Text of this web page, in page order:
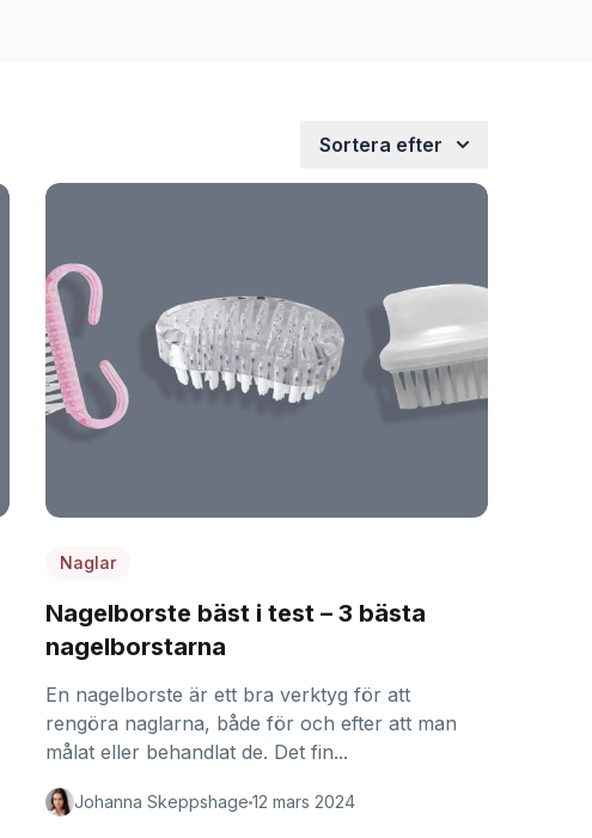
Sortera efter
Naglar
Nagelborste bäst i test – 3 bästa
nagelborstarna
En nagelborste är ett bra verktyg för att
rengöra naglarna, både för och efter att man
målat eller behandlat de. Det fin...
Johanna Skeppshage 12 mars 2024